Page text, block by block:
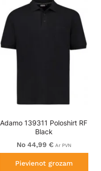
Adamo 139311 Poloshirt RF
Black
No 44,99 € Ar PVN
Pievienot grozam